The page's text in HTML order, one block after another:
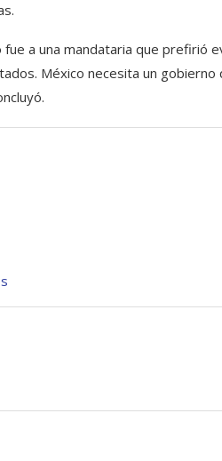
a una mandataria que prefirió
México necesita un gobierno